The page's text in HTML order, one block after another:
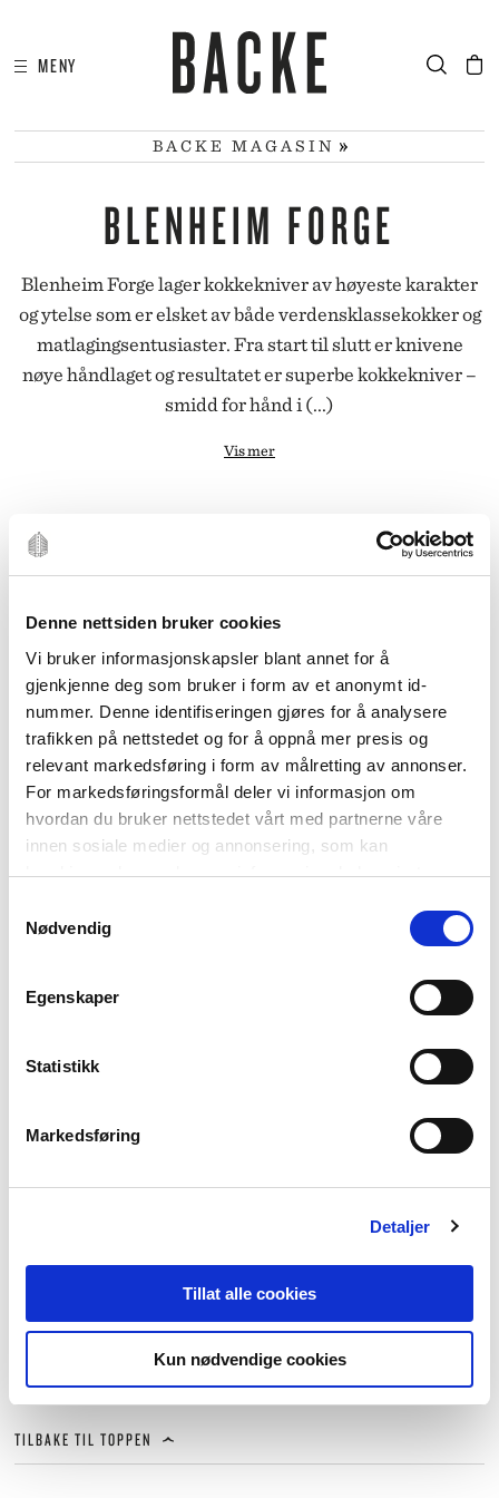
Denne nettsiden bruker cookies
Vi bruker informasjonskapsler blant annet for å
gjenkjenne deg som bruker i form av et anonymt id-
nummer. Denne identifiseringen gjøres for å analysere
trafikken på nettstedet og for å oppnå mer presis og
relevant markedsføring i form av målretting av annonser.
For markedsføringsformål deler vi informasjon om
hvordan du bruker nettstedet vårt med partnerne våre
innen sosiale medier og annonsering, som kan
kombinere den med annen informasjon du har gjort
din bruk av tjenestene deres. Les mer om hvilke
opplysninger vi samler og hva vi ber om samtykke til i
Nødvendig
Egenskaper
Statistikk
Markedsføring
Detaljer
Tillat alle cookies
Kun nødvendige cookies
MENY
BACKE MAGASIN
BLENHEIM FORGE
Blenheim Forge lager kokkekniver av høyeste karakter
og ytelse som er elsket av både verdensklassekokker og
matlagingsentusiaster. Fra start til slutt er knivene
nøye håndlaget og resultatet er superbe kokkekniver –
smidd for hånd i (...)
Vis mer
FILTRER
Stainless Clad Range
Blenheim Forge
grønnsakskniv 16,5cm
4.200,-
UTSOLGT
Stainless Clad Range
Blenheim Forge
Stainless Clad Range
4.400,-
UTSOLGT
Stainless Clad Range
Blenheim Forge
universalkniv 12,5cm
2.800,-
TILBAKE TIL TOPPEN